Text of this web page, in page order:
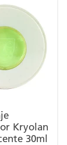
Kryolan
30ml